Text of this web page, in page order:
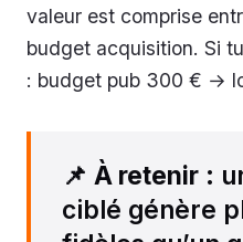
valeur est comprise
budget acquisition. Si
: budget pub 300 € →
📌 À retenir :
ciblé génère